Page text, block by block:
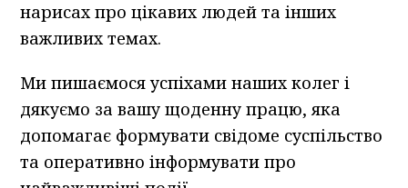
нарисах про цікавих людей та інших
важливих темах.
Ми пишаємося успіхами наших колег і
дякуємо за вашу щоденну працю, яка
допомагає формувати свідоме суспільство
та оперативно інформувати про